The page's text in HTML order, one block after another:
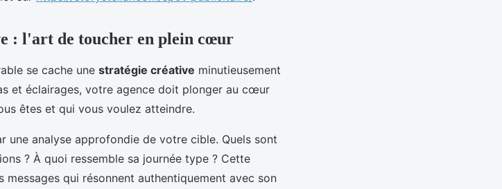
: l'art de toucher en plein cœur
se cache une stratégie créative minutieusement
et éclairages, votre agence doit plonger au cœur
êtes et qui vous voulez atteindre.
une analyse approfondie de votre cible. Quels sont
? À quoi ressemble sa journée type ? Cette
qui résonnent authentiquement avec son